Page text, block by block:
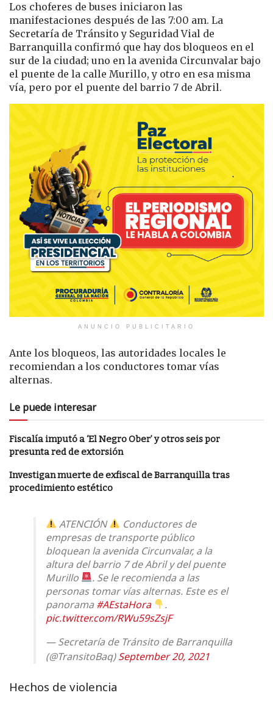
Los choferes de buses iniciaron las
manifestaciones después de las 7:00 am. La
Secretaría de Tránsito y Seguridad Vial de
Barranquilla confirmó que hay dos bloqueos en el
sur de la ciudad; uno en la avenida Circunvalar bajo
el puente de la calle Murillo, y otro en esa misma
vía, pero por el puente del barrio 7 de Abril.
ANUNCIO PUBLICITARIO
Ante los bloqueos, las autoridades locales le
recomiendan a los conductores tomar vías
alternas.
Le puede interesar
Fiscalía imputó a ‘El Negro Ober’ y otros seis por
presunta red de extorsión
Investigan muerte de exfiscal de Barranquilla tras
procedimiento estético
ATENCIÓN
Conductores de
empresas de transporte público
bloquean la avenida Circunvalar, a la
altura del barrio 7 de Abril y del puente
Murillo
. Se le recomienda a las
personas tomar vías alternas. Este es el
panorama#AEstaHora
.
pic.twitter.com/RWu59sZsjF
— Secretaría de Tránsito de Barranquilla
(@TransitoBaq)September 20, 2021
Hechos de violencia